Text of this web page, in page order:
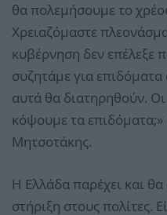
θα πολεμήσουμε το
Χρειαζόμαστε
κυβέρνηση δεν επέλεξε
συζητάμε για
αυτά θα διατηρηθούν.
κόψουμε τα
Μητσοτάκης.
Η Ελλάδα παρέχει και θα
στήριξη στους πολίτες.